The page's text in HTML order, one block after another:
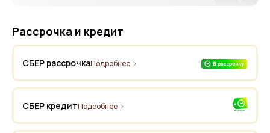
Рассрочка и кредит
СБЕР рассрочкаПодробнее
СБЕР кредитПодробнее